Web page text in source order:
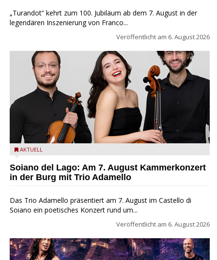
„Turandot“ kehrt zum 100. Jubiläum ab dem 7. August in der
legendären Inszenierung von Franco...
Veröffentlicht am 6. August 2026
Trio Adamello
AKTUELL
Soiano del Lago: Am 7. August Kammerkonzert
in der Burg mit Trio Adamello
Das Trio Adamello präsentiert am 7. August im Castello di
Soiano ein poetisches Konzert rund um...
Veröffentlicht am 6. August 2026